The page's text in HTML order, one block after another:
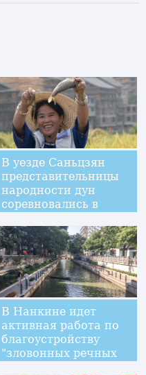
В уезде Саньцзян
представительницы
народности дун
соревновались в
и скоростной уборке
риса
В Нанкине идет
активная работа по
благоустройству
"зловонных речных